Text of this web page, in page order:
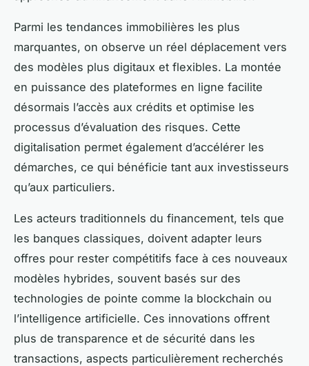
Parmi les tendances immobilières les plus
marquantes, on observe un réel déplacement vers
des modèles plus digitaux et flexibles. La montée
en puissance des plateformes en ligne facilite
désormais l’accès aux crédits et optimise les
processus d’évaluation des risques. Cette
digitalisation permet également d’accélérer les
démarches, ce qui bénéficie tant aux investisseurs
qu’aux particuliers.
Les acteurs traditionnels du financement, tels que
les banques classiques, doivent adapter leurs
offres pour rester compétitifs face à ces nouveaux
modèles hybrides, souvent basés sur des
technologies de pointe comme la blockchain ou
l’intelligence artificielle. Ces innovations offrent
plus de transparence et de sécurité dans les
transactions, aspects particulièrement recherchés